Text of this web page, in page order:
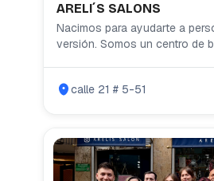
ARELI´S SALONS
Nacimos para ayudarte a
versión. Somos un centro de
servicios personales
la imagen. Contamos con
pasión por lo que hacemos.
@arelisalon
calle 21 # 5-51